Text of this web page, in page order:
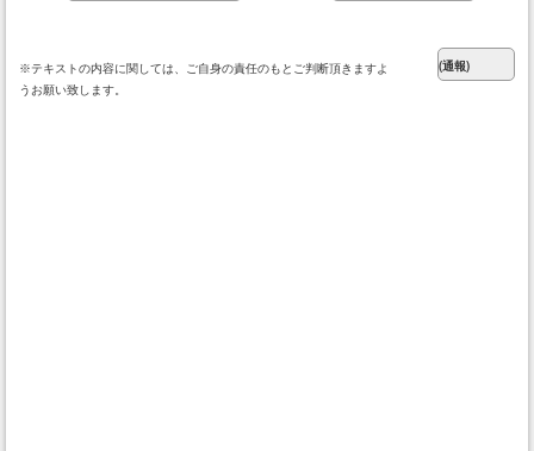
※テキストの内容に関しては、ご自身の責任のもとご判断頂きますよ
うお願い致します。